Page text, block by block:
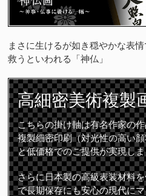
まさに生けるが如き穏やかな表
救うといわれる「神仏」
高細密美術複製
こちらの掛け軸は有名作家の
複製細密印刷（対光性の高い
と低価格でのご提供が実現し
さらに日本製の高級表装材料
で長期保存にも安心の現代に